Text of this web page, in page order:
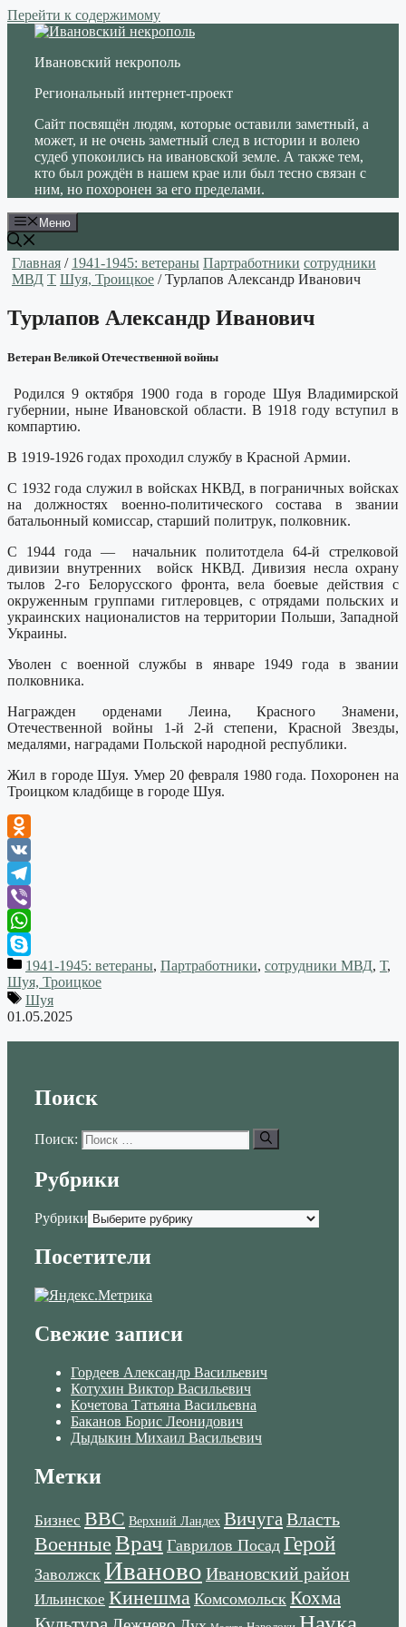
Перейти к содержимому
Ивановский некрополь
Региональный интернет-проект
Сайт посвящён людям, которые оставили заметный, а
может, и не очень заметный след в истории и волею
судеб упокоились на ивановской земле. А также тем,
кто был рождён в нашем крае или был тесно связан с
ним, но похоронен за его пределами.
Меню
Главная / 1941-1945: ветераны Партработники сотрудники
МВД Т Шуя, Троицкое / Турлапов Александр Иванович
Турлапов Александр Иванович
Ветеран Великой Отечественной войны
Родился 9 октября 1900 года в городе Шуя Владимирской
губернии, ныне Ивановской области. В 1918 году вступил в
компартию.
В 1919-1926 годах проходил службу в Красной Армии.
С 1932 года служил в войсках НКВД, в пограничных войсках
на должностях военно-политического состава в звании
батальонный комиссар, старший политрук, полковник.
С 1944 года — начальник политотдела 64-й стрелковой
дивизии внутренних войск НКВД. Дивизия несла охрану
тылов 2-го Белорусского фронта, вела боевые действия с
окруженным группами гитлеровцев, с отрядами польских и
украинских националистов на территории Польши, Западной
Украины.
Уволен с военной службы в январе 1949 года в звании
полковника.
Награжден орденами Леина, Красного Знамени,
Отечественной войны 1-й 2-й степени, Красной Звезды,
медалями, наградами Польской народной республики.
Жил в городе Шуя. Умер 20 февраля 1980 года. Похоронен на
Троицком кладбище в городе Шуя.
Odnoklassniki
VK
Telegram
Viber
WhatsApp
Skype1941-1945: ветераны, Партработники, сотрудники МВД, Т,
Шуя, Троицкое
Шуя
01.05.2025
Поиск
Поиск:
Рубрики
Рубрики
Посетители
Свежие записи
Гордеев Александр Васильевич
Котухин Виктор Васильевич
Кочетова Татьяна Васильевна
Баканов Борис Леонидович
Дыдыкин Михаил Васильевич
Метки
Бизнес ВВС Верхний Ландех ВичугаВласть
Военные Врач Гаврилов Посад Герой
Заволжск Иваново Ивановский район
Ильинское Кинешма Комсомольск Кохма